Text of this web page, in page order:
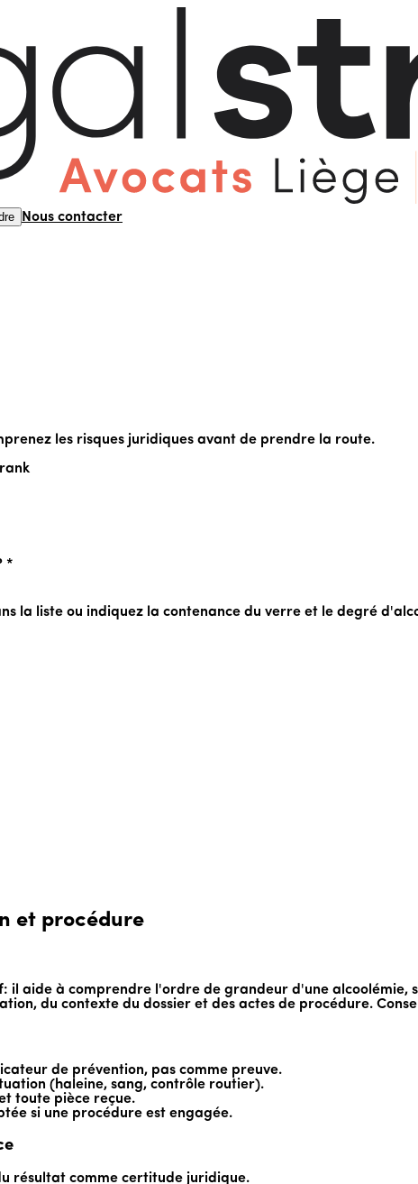
Nous contacter
les risques juridiques avant de prendre la route.
*
la liste ou indiquez la contenance du verre et le degré
et procédure
il aide à comprendre l'ordre de grandeur d'une alcoolémie,
du contexte du dossier et des actes de procédure.
de prévention, pas comme preuve.
(haleine, sang, contrôle routier).
toute pièce reçue.
si une procédure est engagée.
résultat comme certitude juridique.